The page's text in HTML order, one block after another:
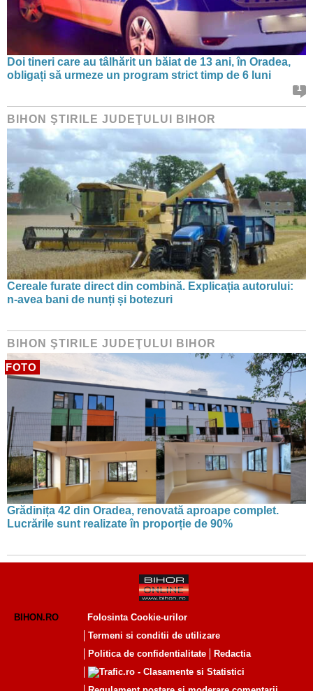
Doi tineri care au tâlhărit un băiat de 13 ani, în Oradea,
obligați să urmeze un program strict timp de 6 luni
1
BIHON ŞTIRILE JUDEŢULUI BIHOR
Cereale furate direct din combină. Explicația autorului:
n-avea bani de nunți și botezuri
BIHON ŞTIRILE JUDEŢULUI BIHOR
FOTO
Grădinița 42 din Oradea, renovată aproape complet.
Lucrările sunt realizate în proporție de 90%
BIHON.RO
Folosinta Cookie-urilor
Termeni si conditii de utilizare
Politica de confidentialitate
Redactia